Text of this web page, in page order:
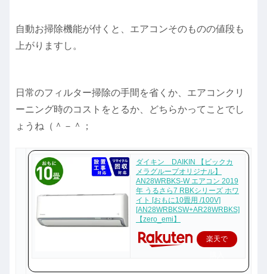
自動お掃除機能が付くと、エアコンそのものの値段も
上がりますし。
日常のフィルター掃除の手間を省くか、エアコンクリ
ーニング時のコストをとるか、どちらかってことでし
ょうね（＾－＾；
ダイキン DAIKIN 【ビックカ
メラグループオリジナル】
AN28WRBKS-W エアコン 2019
年 うるさら7 RBKシリーズ ホワ
イト [おもに10畳用 /100V]
[AN28WRBKSW+AR28WRBKS]
【zero_emi】
楽天で